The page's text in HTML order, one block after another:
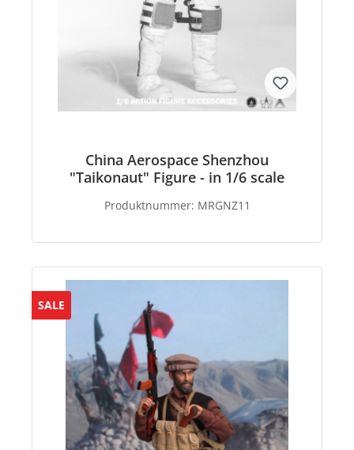
China Aerospace Shenzhou
"Taikonaut" Figure - in 1/6 scale
Produktnummer: MRGNZ11
SALE